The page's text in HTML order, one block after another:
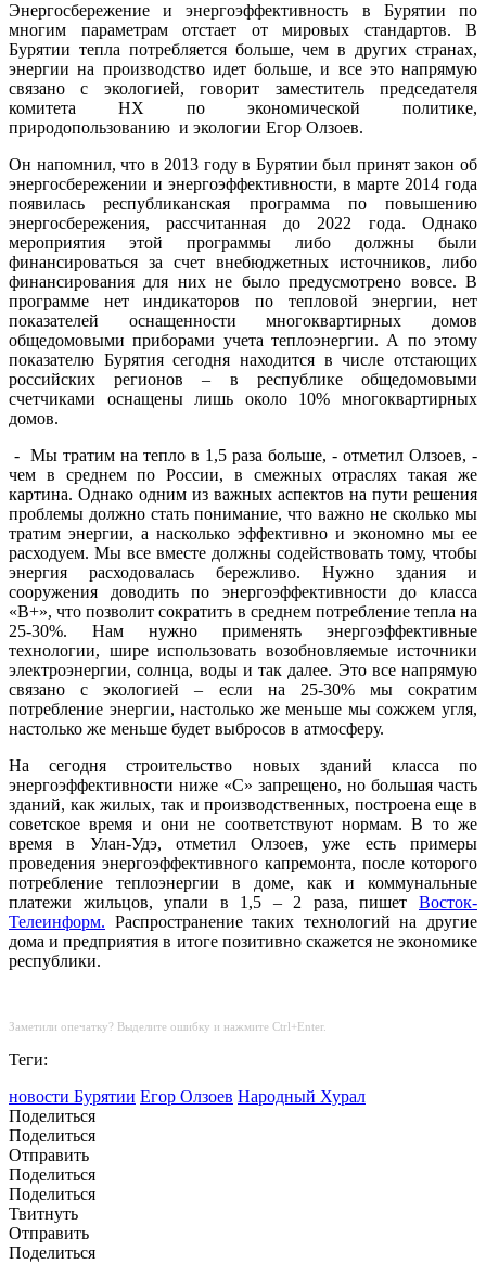
Энергосбережение и энергоэффективность в Бурятии по
многим параметрам отстает от мировых стандартов. В
Бурятии тепла потребляется больше, чем в других странах,
энергии на производство идет больше, и все это напрямую
связано с экологией, говорит заместитель председателя
комитета НХ по экономической политике,
природопользованию и экологии Егор Олзоев.
Он напомнил, что в 2013 году в Бурятии был принят закон об
энергосбережении и энергоэффективности, в марте 2014 года
появилась республиканская программа по повышению
энергосбережения, рассчитанная до 2022 года. Однако
мероприятия этой программы либо должны были
финансироваться за счет внебюджетных источников, либо
финансирования для них не было предусмотрено вовсе. В
программе нет индикаторов по тепловой энергии, нет
показателей оснащенности многоквартирных домов
общедомовыми приборами учета теплоэнергии. А по этому
показателю Бурятия сегодня находится в числе отстающих
российских регионов – в республике общедомовыми
счетчиками оснащены лишь около 10% многоквартирных
домов.
- Мы тратим на тепло в 1,5 раза больше, - отметил Олзоев, -
чем в среднем по России, в смежных отраслях такая же
картина. Однако одним из важных аспектов на пути решения
проблемы должно стать понимание, что важно не сколько мы
тратим энергии, а насколько эффективно и экономно мы ее
расходуем. Мы все вместе должны содействовать тому, чтобы
энергия расходовалась бережливо. Нужно здания и
сооружения доводить по энергоэффективности до класса
«В+», что позволит сократить в среднем потребление тепла на
25-30%. Нам нужно применять энергоэффективные
технологии, шире использовать возобновляемые источники
электроэнергии, солнца, воды и так далее. Это все напрямую
связано с экологией – если на 25-30% мы сократим
потребление энергии, настолько же меньше мы сожжем угля,
настолько же меньше будет выбросов в атмосферу.
На сегодня строительство новых зданий класса по
энергоэффективности ниже «С» запрещено, но большая часть
зданий, как жилых, так и производственных, построена еще в
советское время и они не соответствуют нормам. В то же
время в Улан-Удэ, отметил Олзоев, уже есть примеры
проведения энергоэффективного капремонта, после которого
потребление теплоэнергии в доме, как и коммунальные
платежи жильцов, упали в 1,5 – 2 раза, пишет Восток-
Телеинформ. Распространение таких технологий на другие
дома и предприятия в итоге позитивно скажется не экономике
республики.
Заметили опечатку? Выделите ошибку и нажмите Ctrl+Enter.
Теги:
новости Бурятии Егор Олзоев Народный Хурал
Поделиться
Поделиться
Отправить
Поделиться
Поделиться
Твитнуть
Отправить
Поделиться